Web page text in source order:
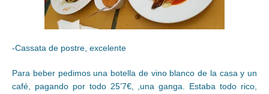
-Cassata de postre, excelente
Para beber pedimos una botella de vino blanco de la casa y un
café, pagando por todo 25’7€, ,una ganga. Estaba todo rico,